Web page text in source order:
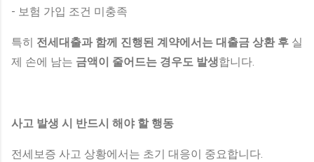
- 보험 가입 조건 미충족
특히 전세대출과 함께 진행된 계약에서는 대출금 상환 후 실
제 손에 남는 금액이 줄어드는 경우도 발생합니다.
사고 발생 시 반드시 해야 할 행동
전세보증 사고 상황에서는 초기 대응이 중요합니다.